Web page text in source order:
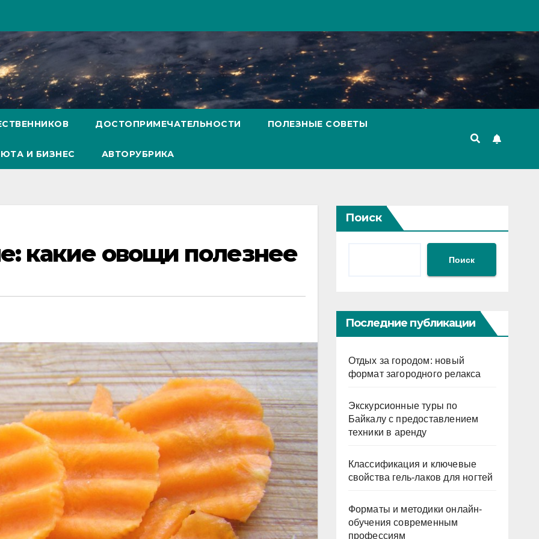
ДОСТОПРИМЕЧАТЕЛЬНОСТИ ПОЛЕЗНЫЕ СОВЕТЫ
И БИЗНЕС АВТОРУБРИКА
какие овощи полезнее
Поиск
Поиск
Последние публикации
Отдых за городом: новый
формат загородного релакса
Экскурсионные туры по
Байкалу с предоставлением
техники в аренду
Классификация и ключевые
свойства гель-лаков для ногтей
Форматы и методики онлайн-
обучения современным
профессиям